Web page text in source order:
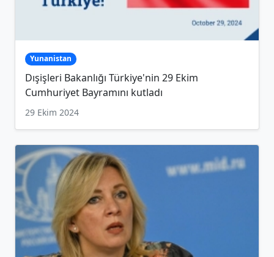
Yunanistan
Dışişleri Bakanlığı Türkiye'nin 29 Ekim
Cumhuriyet Bayramını kutladı
29 Ekim 2024